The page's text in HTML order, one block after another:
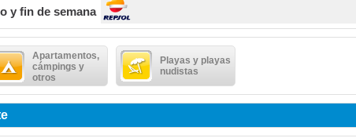
y fin de semana
Apartamentos,
cámpings y
otros
Playas y playas
nudistas